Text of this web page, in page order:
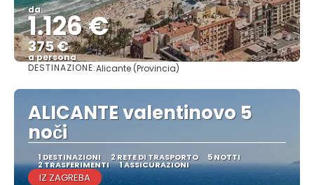
da
1.126 €
375 €
a persona
Vedere
DESTINAZIONE:Alicante (Provincia)
ALICANTE valentinovo 5
noči
1 DESTINAZIONI 2 RETE DI TRASPORTO 5 NOTTI
2 TRASFERIMENTI 1 ASSICURAZIONI
IZ ZAGREBA